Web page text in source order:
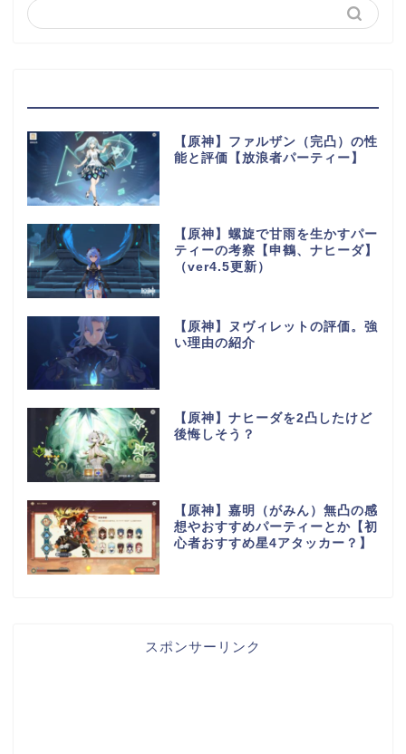
【原神】ファルザン（完凸）の性
能と評価【放浪者パーティー】
【原神】螺旋で甘雨を生かすパー
ティーの考察【申鶴、ナヒーダ】
（ver4.5更新）
【原神】ヌヴィレットの評価。強
い理由の紹介
【原神】ナヒーダを2凸したけど
後悔しそう？
【原神】嘉明（がみん）無凸の感
想やおすすめパーティーとか【初
心者おすすめ星4アタッカー？】
スポンサーリンク